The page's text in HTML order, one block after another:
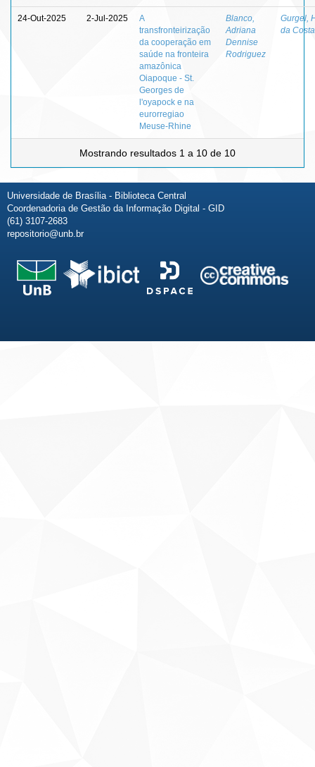
24-Out-2025 2-Jul-2025
A
transfronteirização
da cooperação em
saúde na fronteira
amazônica
Oiapoque - St.
Georges de
l'oyapock e na
eurorregiao
Meuse-Rhine
Blanco,
Adriana
Dennise
Rodriguez
Gurgel,
da Costa
Mostrando resultados 1 a 10 de 10
Universidade de Brasília - Biblioteca Central
Coordenadoria de Gestão da Informação Digital - GID
(61) 3107-2683
repositorio@unb.br